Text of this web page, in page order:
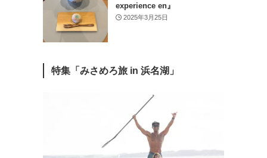
experience en』
2025年3月25日
特集「みさめろ旅 in 浜名湖」